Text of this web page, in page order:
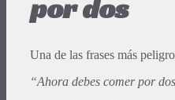
por dos
Una de las frases más
“Ahora debes comer por